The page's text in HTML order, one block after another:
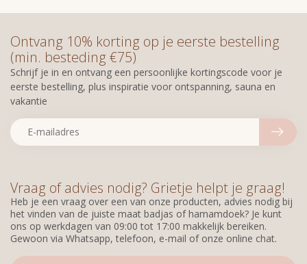
Vraag of advies nodig? Grietje helpt je graag!
Heb je een vraag over een van onze producten, advies nodig bij
het vinden van de juiste maat badjas of hamamdoek? Je kunt
ons op werkdagen van 09:00 tot 17:00 makkelijk bereiken.
Gewoon via Whatsapp, telefoon, e-mail of onze online chat.
Ontvang 10% korting op je eerste bestelling
(min. besteding €75)
Schrijf je in en ontvang een persoonlijke kortingscode voor je
eerste bestelling, plus inspiratie voor ontspanning, sauna en
vakantie